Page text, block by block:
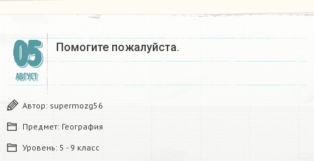
05
АВГУСТ
Помогите пожалуйста.
Автор: supermozg56
Предмет: География
Уровень: 5 - 9 класс